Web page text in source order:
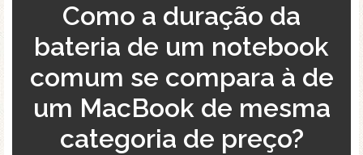
Como a duração da
bateria de um notebook
comum se compara à de
um MacBook de mesma
categoria de preço?